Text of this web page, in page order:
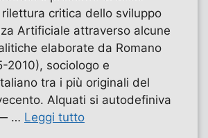
critica dello sviluppo
Artificiale attraverso alcune
elaborate da Romano
2010), sociologo e
tra i più originali del
Alquati si autodefiniva
… Leggi tutto